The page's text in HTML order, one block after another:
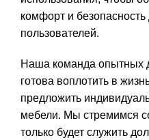
комфорт и
пользователей.
Наша команда опытных
готова воплотить в
предложить
мебели. Мы стремимся
только будет служить